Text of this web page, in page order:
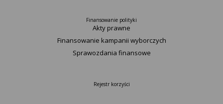
Finansowanie polityki
Akty prawne
Finansowanie kampanii wyborczych
Sprawozdania finansowe
Rejestr korzyści